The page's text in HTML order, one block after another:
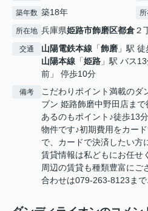
築年数 築18年
所在地 兵庫県姫路市飾磨区都倉２
交通 山陽電鉄本線 「飾磨 」駅
山陽本線 「姫路 」駅 バス
前」 停歩10分
備考
こだわりポイント満載のダ
ブン 姫路飾磨中野田店ま
あるのもポイント♪徒歩13
物件です♪初期費用をカー
で、カードで決済したい方
賃貸情報は私どもにお任せ
周辺の賃貸も種類豊富にご
合わせは079-263-8123まで